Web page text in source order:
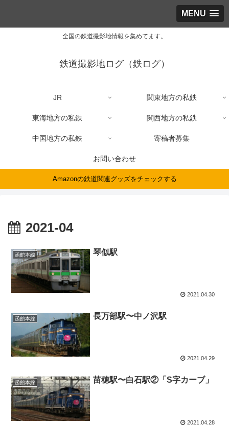
MENU
全国の鉄道撮影地情報を集めてます。
鉄道撮影地ログ（鉄ログ）
JR 関東地方の私鉄
東海地方の私鉄 関西地方の私鉄
中国地方の私鉄 寄稿者募集
お問い合わせ
Amazonの鉄道関連グッズをチェックする
2021-04
函館本線 琴似駅
2021.04.30
函館本線 長万部駅〜中ノ沢駅
2021.04.29
函館本線 苗穂駅〜白石駅②「S字カーブ」
2021.04.28